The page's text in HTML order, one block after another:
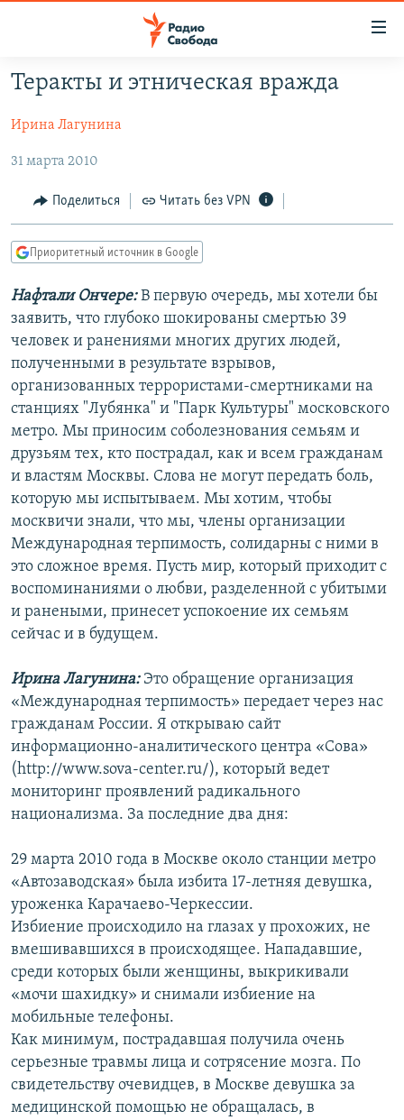
упрощенного
Вернуться
содержанию
Вернутся
главной
навигации
Вернутся
поиску
ПРОГРАММЫ
ПОДКАСТЫ
АВТОРСКИЕ ПРОЕКТЫ
ЦИТАТЫ СВОБОДЫ
МНЕНИЯ
КУЛЬТУРА
IDEL.РЕАЛИИ
КАВКАЗ.РЕАЛИИ
СЕВЕР.РЕАЛИИ
СИБИРЬ.РЕАЛИИ
РАСПИСАНИЕ ВЕЩАНИЯ
ПОДПИШИТЕСЬ НА РАССЫЛКУ
СОЦИАЛЬНЫЕ СЕТИ
Все сайты РСЕ/РС
Теракты и этническая вражда
Ирина Лагунина
31 марта 2010
Поделиться Читать без VPN
Приоритетный источник в Google
Нафтали Ончере:В первую очередь, мы хотели бы
заявить, что глубоко шокированы смертью 39
человек и ранениями многих других людей,
полученными в результате взрывов,
организованных террористами-смертниками на
станциях "Лубянка" и "Парк Культуры" московского
метро. Мы приносим соболезнования семьям и
друзьям тех, кто пострадал, как и всем гражданам
и властям Москвы. Слова не могут передать боль,
которую мы испытываем. Мы хотим, чтобы
москвичи знали, что мы, члены организации
Международная терпимость, солидарны с ними в
это сложное время. Пусть мир, который приходит с
воспоминаниями о любви, разделенной с убитыми
и ранеными, принесет успокоение их семьям
сейчас и в будущем.
Ирина Лагунина: Это обращение организация
«Международная терпимость» передает через нас
гражданам России. Я открываю сайт
информационно-аналитического центра «Сова»
(http://www.sova-center.ru/), который ведет
мониторинг проявлений радикального
национализма. За последние два дня:
29 марта 2010 года в Москве около станции метро
«Автозаводская» была избита 17-летняя девушка,
уроженка Карачаево-Черкеcсии.
Избиение происходило на глазах у прохожих, не
вмешивавшихся в происходящее. Нападавшие,
среди которых были женщины, выкрикивали
«мочи шахидку» и снимали избиение на
мобильные телефоны.
Как минимум, пострадавшая получила очень
серьезные травмы лица и сотрясение мозга. По
свидетельству очевидцев, в Москве девушка за
медицинской помощью не обращалась, в